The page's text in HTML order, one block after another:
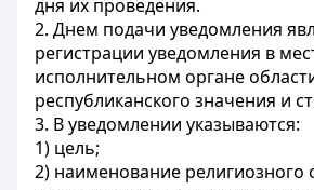
дня их проведения.
2. Днем подачи уведомления
регистрации уведомления в
исполнительном органе
республиканского значения и
3. В уведомлении указываются:
1) цель;
2) наименование религиозного